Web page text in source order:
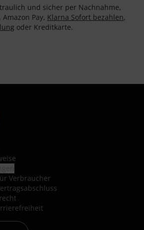
und sicher per Nachnahme,
Amazon Pay, Klarna Sofort bezahlen,
oder Kreditkarte.
Verbraucher